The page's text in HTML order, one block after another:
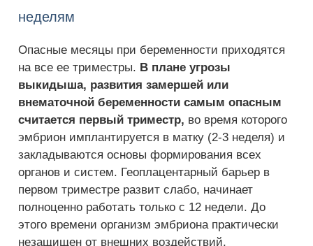
неделям
Опасные месяцы при беременности приходятся
на все ее триместры. В плане угрозы
выкидыша, развития замершей или
внематочной беременности самым опасным
считается первый триместр, во время которого
эмбрион имплантируется в матку (2-3 неделя) и
закладываются основы формирования всех
органов и систем. Геоплацентарный барьер в
первом триместре развит слабо, начинает
полноценно работать только с 12 недели. До
этого времени организм эмбриона практически
незащищен от внешних воздействий.